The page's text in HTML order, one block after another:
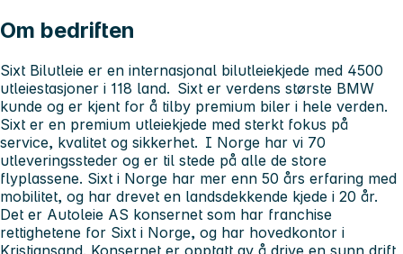
Om bedriften
Sixt Bilutleie er en internasjonal bilutleiekjede med 4500
utleiestasjoner i 118 land. Sixt er verdens største BMW
kunde og er kjent for å tilby premium biler i hele verden.
Sixt er en premium utleiekjede med sterkt fokus på
service, kvalitet og sikkerhet. I Norge har vi 70
utleveringssteder og er til stede på alle de store
flyplassene. Sixt i Norge har mer enn 50 års erfaring med
mobilitet, og har drevet en landsdekkende kjede i 20 år.
Det er Autoleie AS konsernet som har franchise
rettighetene for Sixt i Norge, og har hovedkontor i